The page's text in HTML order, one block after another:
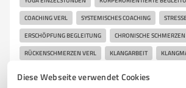
Diese Webseite verwendet Cookies
COACHING VERL SYSTEMISCHES COACHING
ERSCHÖPFUNG BEGLEITUNG CHRONISCHE
RÜCKENSCHMERZEN VERL KLANGARBEIT